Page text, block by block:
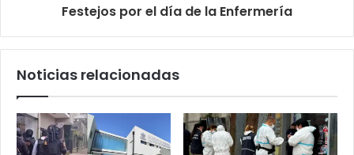
Festejos por el día de la Enfermería
Noticias relacionadas